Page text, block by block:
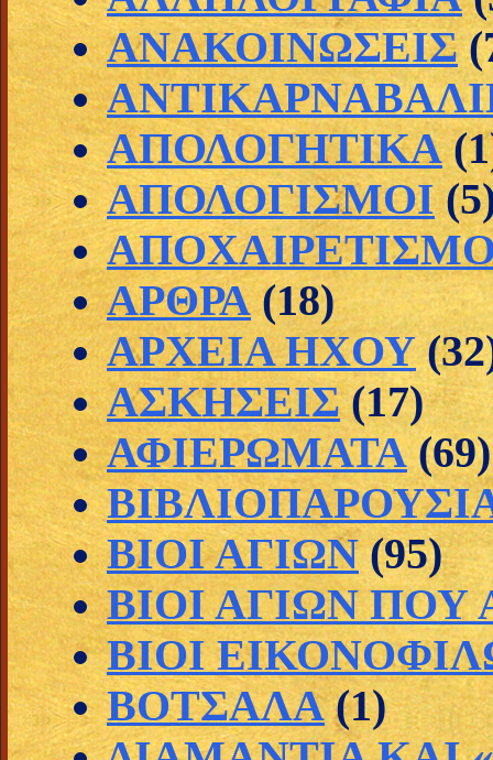
ΑΝΑΚΟΙΝΩΣΕΙΣ
ΑΠΟΛΟΓΗΤΙΚΑ
ΑΠΟΛΟΓΙΣΜΟΙ
ΑΡΘΡΑ (18)
ΑΡΧΕΙΑ ΗΧΟΥ
ΑΣΚΗΣΕΙΣ (17)
ΑΦΙΕΡΩΜΑΤΑ (69)
ΒΙΟΙ ΑΓΙΩΝ (95)
ΒΙΟΙ ΑΓΙΩΝ
ΒΙΟΙ
ΒΟΤΣΑΛΑ (1)